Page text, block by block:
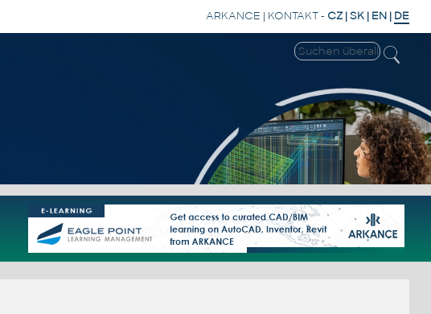
ARKANCE | KONTAKT- CZ |SK | EN | DE